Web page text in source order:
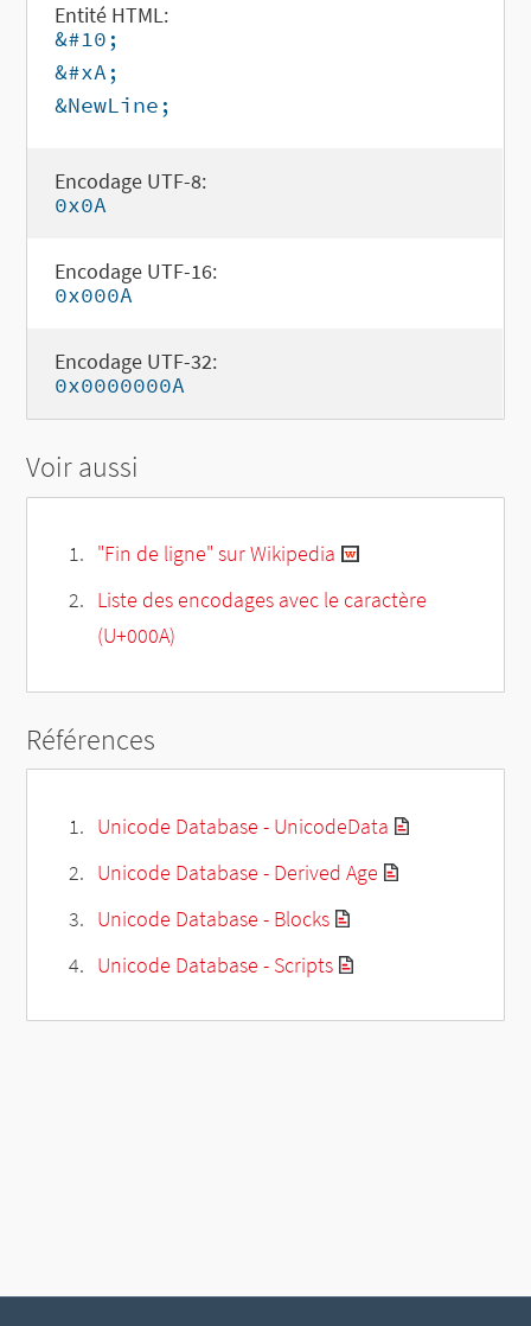
Entité HTML:
&#10;
&#xA;
&NewLine;
Encodage UTF-8:
0x0A
Encodage UTF-16:
0x000A
Encodage UTF-32:
0x0000000A
Voir aussi
"Fin de ligne" sur Wikipedia
Liste des encodages avec le caractère
(U+000A)
Références
Unicode Database - UnicodeData
Unicode Database - Derived Age
Unicode Database - Blocks
Unicode Database - Scripts